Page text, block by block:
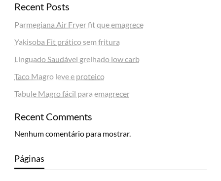
Recent Posts
Parmegiana Air Fryer fit que emagrece
Yakisoba Fit prático sem fritura
Linguado Saudável grelhado low carb
Taco Magro leve e proteico
Tabule Magro fácil para emagrecer
Recent Comments
Nenhum comentário para mostrar.
Páginas